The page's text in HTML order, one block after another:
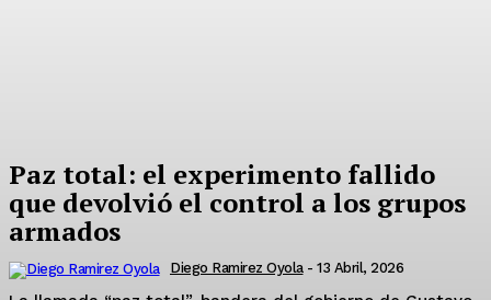
Paz total: el experimento fallido
que devolvió el control a los grupos
armados
Diego Ramirez Oyola - 13 Abril, 2026